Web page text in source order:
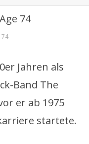
74
Jahren als
Band The
er ab 1975
startete.